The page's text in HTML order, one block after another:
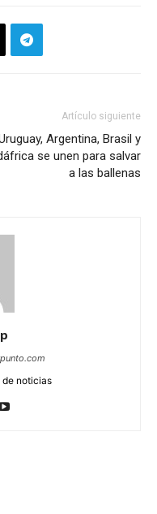
Artículo siguiente
Argentina, Brasil y
se unen para salvar
a las ballenas
de noticias